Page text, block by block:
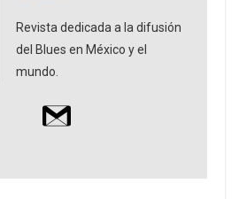
Revista dedicada a la difusión
del Blues en México y el
mundo.